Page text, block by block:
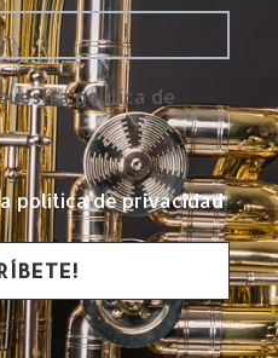
política de
política de privacidad